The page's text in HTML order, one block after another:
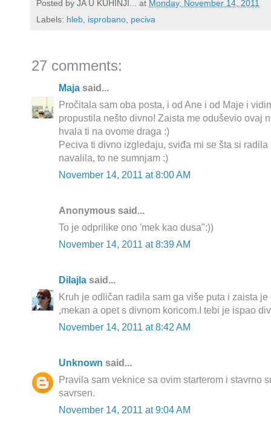
Posted by JA U KUHINJI... at Monday, November 14, 2011
Labels: hleb, isprobano, peciva
27 comments:
Maja said...
Pročitala sam oba posta, i od Ane i od Maje i
propustila nešto divno! Zaista me oduševio ovaj
hvala ti na ovome draga :)
Peciva ti divno izgledaju, sviđa mi se šta si
navalila, to ne sumnjam :)
November 14, 2011 at 8:00 AM
Anonymous said...
To je odprilike ono 'mek kao dusa":))
November 14, 2011 at 8:39 AM
Dilajla said...
Kruh je odličan radila sam ga više puta i zaista
,mekan a opet s divnom koricom.I tebi je ispao
November 14, 2011 at 8:42 AM
Unknown said...
Pravila sam veknice sa ovim starterom i stavrno
savrsen.
November 14, 2011 at 9:04 AM